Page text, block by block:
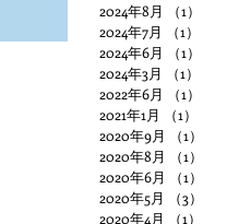
2024年8月 （1）
2024年7月
（1）
2024年6月
（1）
2024年3月
（1）
2022年6月
（1）
2021年1月
（1）
2020年9月
（1）
2020年8月
（1）
2020年6月
（1）
2020年5月
（3）
2020年4月
（1）